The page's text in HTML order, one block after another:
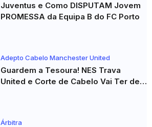
Juventus e Como DISPUTAM Jovem
PROMESSA da Equipa B do FC Porto
Adepto Cabelo Manchester United
Guardem a Tesoura! NES Trava
United e Corte de Cabelo Vai Ter de
Árbitra